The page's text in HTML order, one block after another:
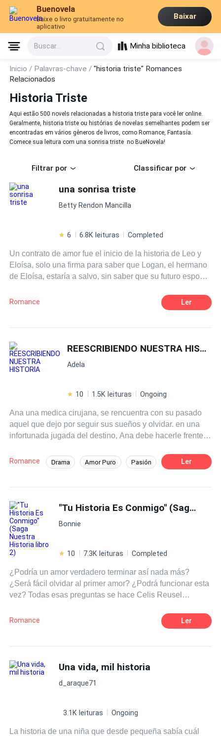
Buenovela
Baixe o livro gratuitamente no
aplicativo
Baixar
Buscar... Minha biblioteca
Inicio / Palavras-chave /"historia triste" Romances
Relacionados
Historia Triste
Aqui estão 500 novels relacionadas a historia triste para você ler online.
Geralmente, historia triste ou histórias de novelas semelhantes podem ser
encontradas em vários gêneros de livros, como Romance, Fantasía.
Comece sua leitura com una sonrisa triste no BueNovela!
Filtrar por Classificar por
una sonrisa triste
Betty Rendon Mancilla
6 6.8K leituras Completed
Un contrato de amor fue el inicio de la historia de Leo y
Eloísa, solo una firma para saber que Logan, el hermano
de Eloísa, estaría a salvo, sin saber que su futuro esposo,
escondía un secreto, una triste infancia en su natal
Bolivia, sus padres los habían dejado a él y a su hermano
que los medios de comunicación conocieran la
tormentosa vida que tuvieron antes de convertirse en un
cantante multimillonario que, sin saberlo, se enamoraría
simple contrato matrimonial.
Romance Ler
REESCRIBIENDO NUESTRA HISTORIA
Adela
10 1.5K leituras Ongoing
Ana una medica cirujana, se rencuentra con su pasado
aquel que dejo por seguir sus sueños y olvidar. en una
infortunada jugada del destino, Ana debe hacerle frente a
estará Ana lista para dar el perdón y ser perdonada.
Romance Drama Amor Puro Pasión
Arrepentimiento
Ler
"Tu Historia Es Conmigo" (Saga Nuestra Historia libro 2)
Bonnie
10 7.3K leituras Completed
¿Podría un amor verdadero terminar así nada más?
¿Será fácil olvidar al primer amor? ¿Podrá funcionar esta
vez? Todas esas preguntas se hace Celis Reusel
Kohlheim le evaden la mente. Sin embargo todas esas
preguntas y dudas resurgen con más intensidad cada vez
apareció a sanar su alma. ¿Podrá Henry Kohlheim llegar
a tiempo?
Romance Ler
Una vida, mil historia
d_araque71
3.1K leituras Ongoing
La historia de una niña que desde pequeña sabía cuál